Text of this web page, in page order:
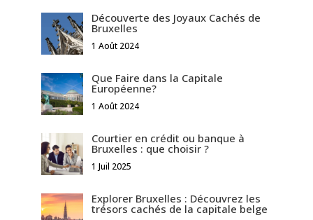
Découverte des Joyaux Cachés de
Bruxelles
1 Août 2024
Que Faire dans la Capitale
Européenne?
1 Août 2024
Courtier en crédit ou banque à
Bruxelles : que choisir ?
1 Juil 2025
Explorer Bruxelles : Découvrez les
trésors cachés de la capitale belge